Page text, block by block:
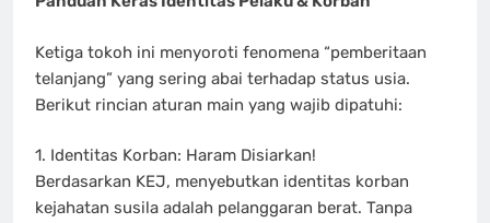
Ketiga tokoh ini menyoroti fenomena “pemberitaan
telanjang” yang sering abai terhadap status usia.
Berikut rincian aturan main yang wajib dipatuhi:
1. Identitas Korban: Haram Disiarkan!
Berdasarkan KEJ, menyebutkan identitas korban
kejahatan susila adalah pelanggaran berat. Tanpa